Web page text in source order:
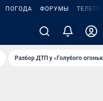
ПОГОДА ФОРУМЫ
Разбор ДТП у «Голубого